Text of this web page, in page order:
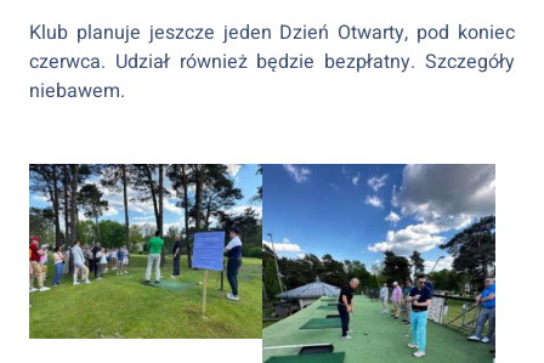
Klub planuje jeszcze jeden Dzień Otwarty, pod koniec
czerwca. Udział również będzie bezpłatny. Szczegóły
niebawem.